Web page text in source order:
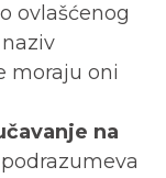
ovlašćenog
moraju oni
na